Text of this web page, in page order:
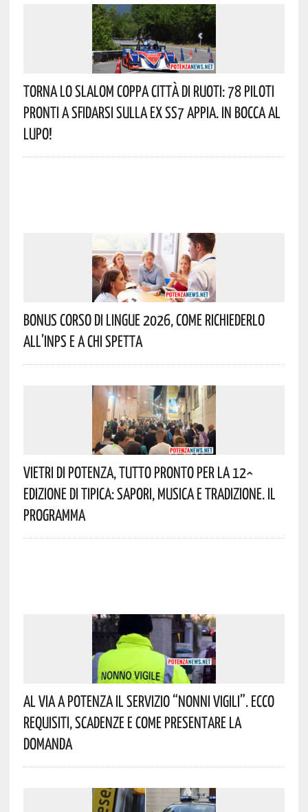
Torna Lo Slalom Coppa Città Di Ruoti: 78 Piloti
Pronti A Sfidarsi Sulla Ex SS7 Appia. In Bocca Al
Lupo!
Bonus Corso Di Lingue 2026, Come Richiederlo
All’INPS E A Chi Spetta
Vietri Di Potenza, Tutto Pronto Per La 12^
Edizione Di Tipica: Sapori, Musica E Tradizione. Il
Programma
Al Via A Potenza Il Servizio “Nonni Vigili”. Ecco
Requisiti, Scadenze E Come Presentare La
Domanda